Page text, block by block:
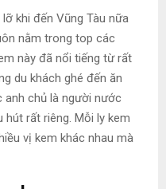
khi đến Vũng Tàu nữa
nằm trong top các
này đã nổi tiếng từ rất
du khách ghé đến ăn
chủ là người nước
rất riêng. Mỗi ly kem
vị kem khác nhau mà